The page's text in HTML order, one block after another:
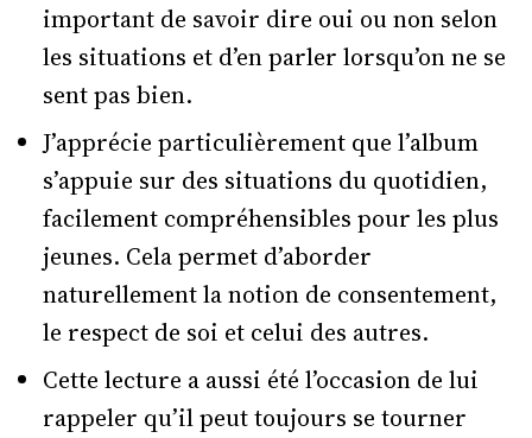
important de savoir dire oui ou non selon
les situations et d’en parler lorsqu’on ne se
sent pas bien.
J’apprécie particulièrement que l’album
s’appuie sur des situations du quotidien,
facilement compréhensibles pour les plus
jeunes. Cela permet d’aborder
naturellement la notion de consentement,
le respect de soi et celui des autres.
Cette lecture a aussi été l’occasion de lui
rappeler qu’il peut toujours se tourner